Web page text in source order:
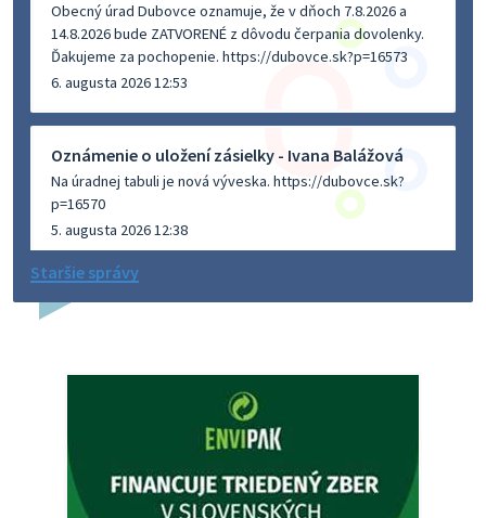
Obecný úrad Dubovce oznamuje, že v dňoch 7.8.2026 a
14.8.2026 bude ZATVORENÉ z dôvodu čerpania dovolenky.
Ďakujeme za pochopenie. https://dubovce.sk?p=16573
6. augusta 2026 12:53
Oznámenie o uložení zásielky - Ivana Balážová
Na úradnej tabuli je nová výveska. https://dubovce.sk?
p=16570
5. augusta 2026 12:38
Dovolenka - MUDr. Marián Sivoň
budeZATVORENÁ z dôvodu čerpania dovolenky. Akútne
prípady bude riešiť MUDr.Fisch…
Zajtrajší zvoz odpadu
Staršie správy